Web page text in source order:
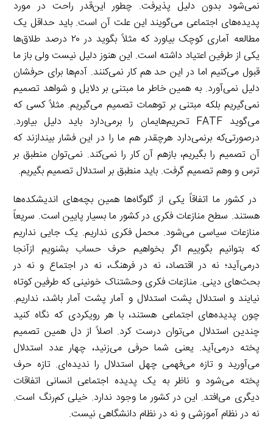
نمی‌شود بدون دلیل پذیرفت. چطور این‌قدر راحت در مورد
پدیده‌های اجتماعی می‌گویند این علت آن است. باید حداقل یک
مطالعه آماری کوچک بیاورد که مثلاً بگوید در ۲۰ درصد طلاق‌ها
یکی از طرفین اعتیاد داشته است. این هنوز دلیل نیست ولی باز ما
قبول می‌کنیم اما در این حد هم کار نمی‌کنند. آدم‌ها برای حرفشان
دلیل نمی‌آورد. به همین خاطر ما مبتنی بر دلایل و شواهد تصمیم
نمی‌گیریم بلکه مبتنی بر توهمات تصمیم می‌گیریم. مثلاً کسی که
می‌گوید FATF تحریم‌هایمان را برمی‌دارد باید دلیل بیاورد.
درصورتی‌که برنمی‌دارد هرچقدر هم ما را در این فشار بیندازند که
آن تصمیم را بگیریم، بازهم آن کار را نمی‌کند. نمی‌توان منطبق بر
ترس و وهم تصمیم گرفت. باید منطبق بر استدلال تصمیم بگیریم.
در کشور ما اتفاقاً یکی از گلوگاه‌ها همین بچه‌های اندیشکده‌ها
هستند. سطح منازعات فکری در کشور ما بسیار پایین است. سریعاً
منازعات سیاسی می‌شود. محمل فکری نداریم. یک جایی نداریم
که بتوانیم بگوییم اگر بخواهیم حرف حساب بشنویم ازآنجا
درمی‌آید؛ نه در اقتصاد، نه در فرهنگ، نه در اجتماع و نه در
بحث‌های دینی. منازعات فکری وحشتناک خونینی که طرفین کوتاه
نیایند و استدلال پشت استدلال و آمار پشت آمار باشد، نداریم.
چون پدیده‌های اجتماعی هستند، با هر رویکردی که نگاه کنید
چندین استدلال می‌توان درست کرد. اصلاً از دل همین تصمیم
پخته درمی‌آید. یعنی شما حرفی می‌زنید، چهار عدد استدلال
می‌آورید و تازه می‌فهمی چهل استدلال را ندیده‌ای. تازه حرف
پخته می‌شود و ناظر به یک پدیده اجتماعی انسانی اتفاقات
دیگری می‌افتد. این در کشور ما وجود ندارد. خیلی کم‌رنگ است.
نه در نظام آموزشی و نه در نظام دانشگاهی نیست.